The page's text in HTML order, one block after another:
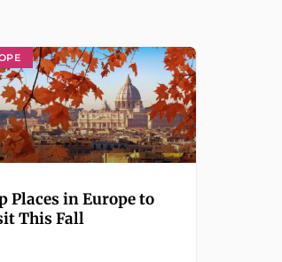
Places in Europe to
This Fall